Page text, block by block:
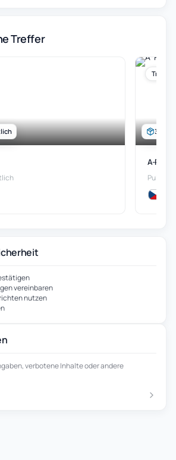
Treffer
300 ·
Treffer
A-Pet
Pulver
vereinbaren
nutzen
verbotene Inhalte oder andere